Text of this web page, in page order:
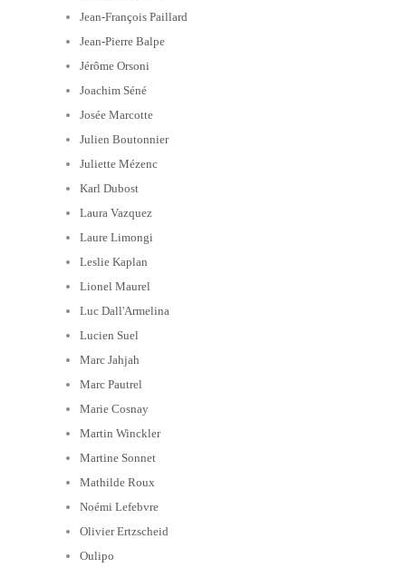
Jean-François Paillard
Jean-Pierre Balpe
Jérôme Orsoni
Joachim Séné
Josée Marcotte
Julien Boutonnier
Juliette Mézenc
Karl Dubost
Laura Vazquez
Laure Limongi
Leslie Kaplan
Lionel Maurel
Luc Dall'Armelina
Lucien Suel
Marc Jahjah
Marc Pautrel
Marie Cosnay
Martin Winckler
Martine Sonnet
Mathilde Roux
Noémi Lefebvre
Olivier Ertzscheid
Oulipo